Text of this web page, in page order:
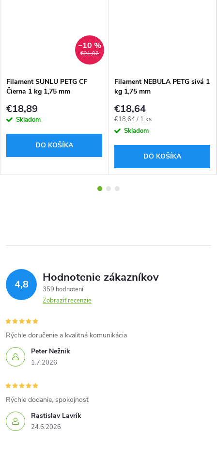
€21,02
–10 %
Filament SUNLU PETG CF
Čierna 1 kg 1,75 mm
€18,89
Skladom
DO KOŠÍKA
Filament NEBULA PETG sivá 1
kg 1,75 mm
€18,64
Jednotková
cena:
€18,64 / 1 ks
Skladom
DO KOŠÍKA
4,8 Hodnotenie zákazníkov
359 hodnotení
Zobraziť recenzie
Peter Nežnik
1.7.2026
Rýchle doručenie a kvalitná komunikácia
Rastislav Lavrík
24.6.2026
Rýchle dodanie, spokojnosť